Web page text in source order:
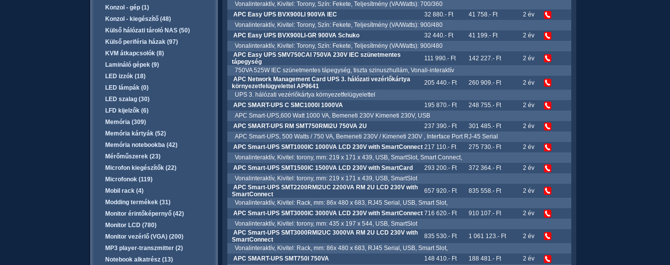
Konzol - gép (1)
Konzol - kiegészítő (48)
Külső hálózati tároló NAS (50)
Külső periféria házak (97)
KVM átkapcsolók (8)
Lamináló gépek (9)
LED izzók (18)
LED lámpák (0)
LED szalag (30)
LFD kijelzők (6)
Memória (309)
Memória kártyák (52)
Memória notebookba (42)
Mérőműszerek (23)
Microfon kiegészítők (22)
Microfonok (119)
Mobil rack (4)
Modding termékek (31)
Monitor érintőképernyő (42)
Monitor LCD (780)
Monitor vezérlő (VGA) (200)
MP3 player-transzmitter (2)
Notebook alkatrész (13)
Vonalinteraktív, Kivitel: Torony, Szín: Fekete, Teljesítmény (VA/Watts): 700/360
APC Easy UPS BVX900LI 900VA IEC
32 880.- Ft 41 758.- Ft
2 év
Vonalinteraktív, Kivitel: Torony, Szín: Fekete, Teljesítmény (VA/Watts): 900/480
APC Easy UPS BVX900LI-GR 900VA Schuko
32 440.- Ft 41 199.- Ft
2 év
Vonalinteraktív, Kivitel: Torony, Szín: Fekete, Teljesítmény (VA/Watts): 900/480
APC Easy UPS SMV750CAI 750VA 230V IEC szünetmentes
tápegység
111 990.- Ft 142 227.- Ft
2 év
750VA 525W IEC szünetmentes tápegység, tiszta szinuszhullám, Vonali-interaktív
APC Network Management Card UPS 3. hálózati vezérlőkártya
környezetfelügyelettel AP9641
205 440.- Ft 260 909.- Ft
2 év
UPS 3. hálózati vezérlőkártya környezetfelügyelettel
APC SMART-UPS C SMC1000I 1000VA
195 870.- Ft 248 755.- Ft
2 év
APC Smart-UPS,600 Watt 1000 VA, Bemeneti 230V Kimeneti 230V, USB
APC SMART-UPS RM SMT750RMI2U 750VA 2U
237 390.- Ft 301 485.- Ft
2 év
APC Smart-UPS, 500 Watts / 750 VA, Bemeneti 230V / Kimeneti 230V , Interface Port RJ-45 Serial
APC Smart-UPS SMT1000IC 1000VA LCD 230V with SmartConnect 217 110.- Ft 275 730.- Ft
2 év
Vonalinteraktív, Kivitel: torony, mm: 219 x 171 x 439, USB, SmartSlot, Smart Connect,
APC Smart-UPS SMT1500IC 1500VA LCD 230V with SmartCard
293 200.- Ft 372 364.- Ft
2 év
Vonalinteraktív, Kivitel: torony, mm: 219 x 171 x 439, USB, SmartSlot
APC Smart-UPS SMT2200RMI2UC 2200VA RM 2U LCD 230V with
SmartConnect
657 920.- Ft 835 558.- Ft
2 év
Vonalinteraktív, Kivitel: Rack, mm: 86x 480 x 683, RJ45 Serial, USB, Smart Slot,
APC Smart-UPS SMT3000IC 3000VA LCD 230V with SmartConnect 716 620.- Ft 910 107.- Ft
2 év
Vonalinteraktív, Kivitel: torony, mm: 435 x 197 x 544, USB, SmartSlot
APC Smart-UPS SMT3000RMI2UC 3000VA RM 2U LCD 230V with
SmartConnect
835 530.- Ft 1 061 123.- Ft
2 év
Vonalinteraktív, Kivitel: Rack, mm: 86x 480 x 683, RJ45 Serial, USB, Smart Slot,
APC SMART-UPS SMT750I 750VA
148 410.- Ft 188 481.- Ft
2 év